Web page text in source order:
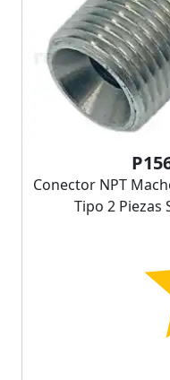
Conector NPT
Tipo 2 Piezas